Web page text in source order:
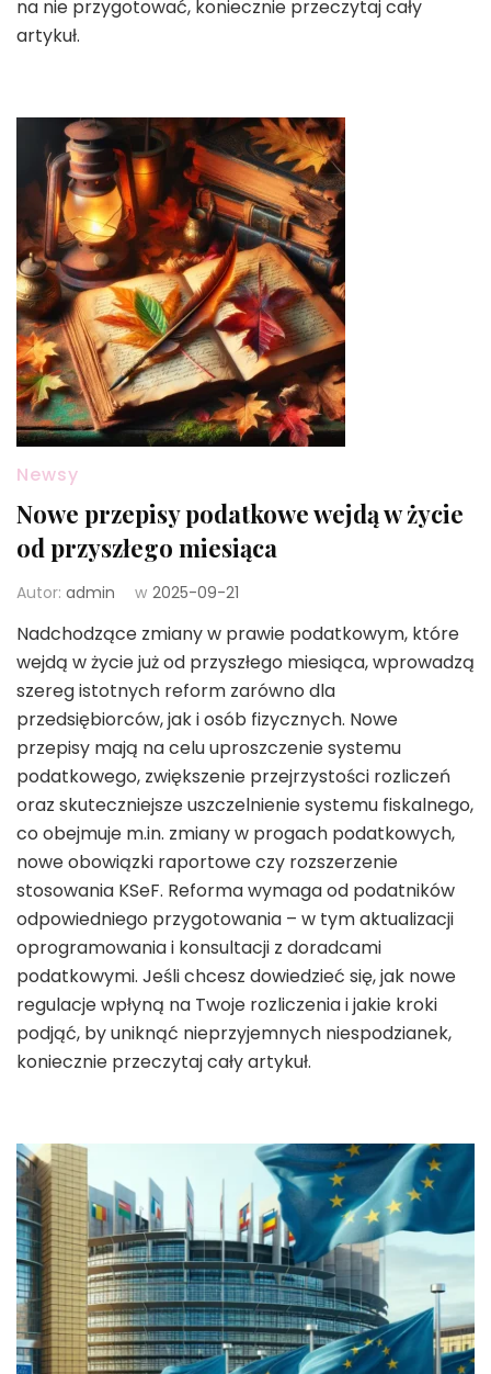
na nie przygotować, koniecznie przeczytaj cały
artykuł.
Newsy
Nowe przepisy podatkowe wejdą w życie
od przyszłego miesiąca
Autor: admin w 2025-09-21
Nadchodzące zmiany w prawie podatkowym, które
wejdą w życie już od przyszłego miesiąca, wprowadzą
szereg istotnych reform zarówno dla
przedsiębiorców, jak i osób fizycznych. Nowe
przepisy mają na celu uproszczenie systemu
podatkowego, zwiększenie przejrzystości rozliczeń
oraz skuteczniejsze uszczelnienie systemu fiskalnego,
co obejmuje m.in. zmiany w progach podatkowych,
nowe obowiązki raportowe czy rozszerzenie
stosowania KSeF. Reforma wymaga od podatników
odpowiedniego przygotowania – w tym aktualizacji
oprogramowania i konsultacji z doradcami
podatkowymi. Jeśli chcesz dowiedzieć się, jak nowe
regulacje wpłyną na Twoje rozliczenia i jakie kroki
podjąć, by uniknąć nieprzyjemnych niespodzianek,
koniecznie przeczytaj cały artykuł.